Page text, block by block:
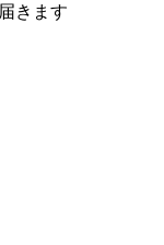
きます